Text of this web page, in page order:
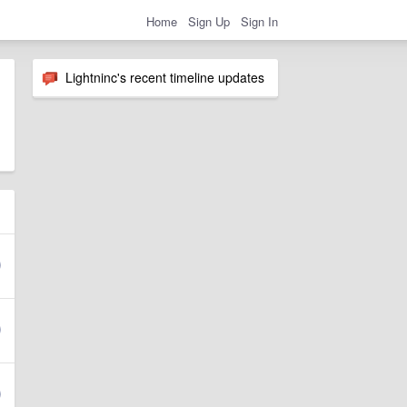
Home Sign Up Sign In
Lightninc's recent timeline updates